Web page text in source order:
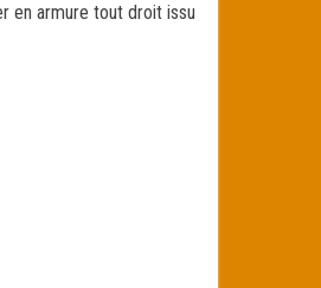
en armure tout droit issu